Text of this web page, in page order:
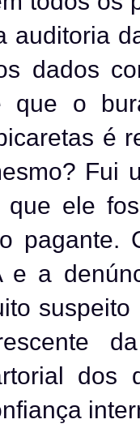
auditoria
dados
que o
é
Fui
ele
pagante.
e a
dos